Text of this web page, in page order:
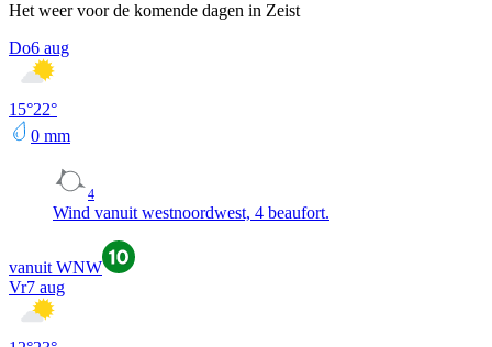
Het weer voor de komende dagen in Zeist
Do6 aug
15°22°
0 mm
4
Wind vanuit westnoordwest, 4 beaufort.
vanuit WNW
Vr7 aug